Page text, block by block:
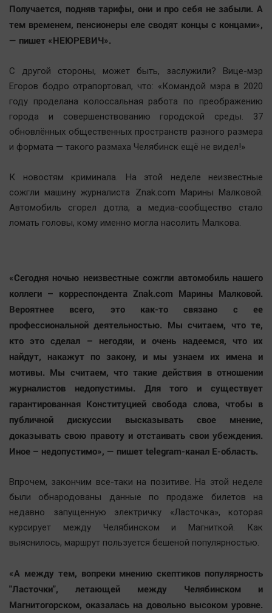
Получается, подняв тарифы, они и про себя не забыли. А
тем временем, пенсионеры еле сводят концы с концами»,
— пишет «НЕЮРЕВИЧ».
С другой стороны, может быть, заслужили? Вице-мэр
Егоров бодро отрапортовал, что: «Командой мэра в 2020
году проделана колоссальная работа по преображению
города и совершенствованию городской среды. 37
обновлённых общественных пространств разного размера
и формата — такого размаха Челябинск ещё не видел!»
К новостям криминала. На этой неделе неизвестные
сожгли машину журналиста Znak.com Марины Малковой.
Автомобиль сгорел дотла, а медиа-сообщество стало
ломать головы, кому именно могла насолить Малкова.
«Сегодня ночью неизвестные сожгли автомобиль нашего
коллеги – корреспондента Znak.com Марины Малковой.
Вероятнее всего, это как-то связано с ее
профессиональной деятельностью. Мы считаем, что те,
кто это сделал – негодяи, и очень надеемся, что их
найдут, накажут по закону, и мы узнаем их имена и
мотивы. Мы считаем, что такие действия в отношении
журналистов недопустимы. Для того и существует
гарантированная Конституцией свобода слова, чтобы в
публичной дискуссии высказывать свое мнение,
доказывать свою правоту и отстаивать свои убеждения.
Иное – недопустимо», — пишет telegram-канал E-область.
Впрочем, закончим все-таки на позитиве. На этой неделе
были обнародованы данные по продаже билетов на
недавно запущенную электричку «Ласточка», которая
курсирует между Челябинском и Магниткой. Как
выяснилось, маршрут пользуется бешеной популярностью.
«А между тем, вопреки мнению скептиков популярность
"Ласточки", летающей между Челябинском и
Магнитогорском, оказалась на довольно высоком уровне.